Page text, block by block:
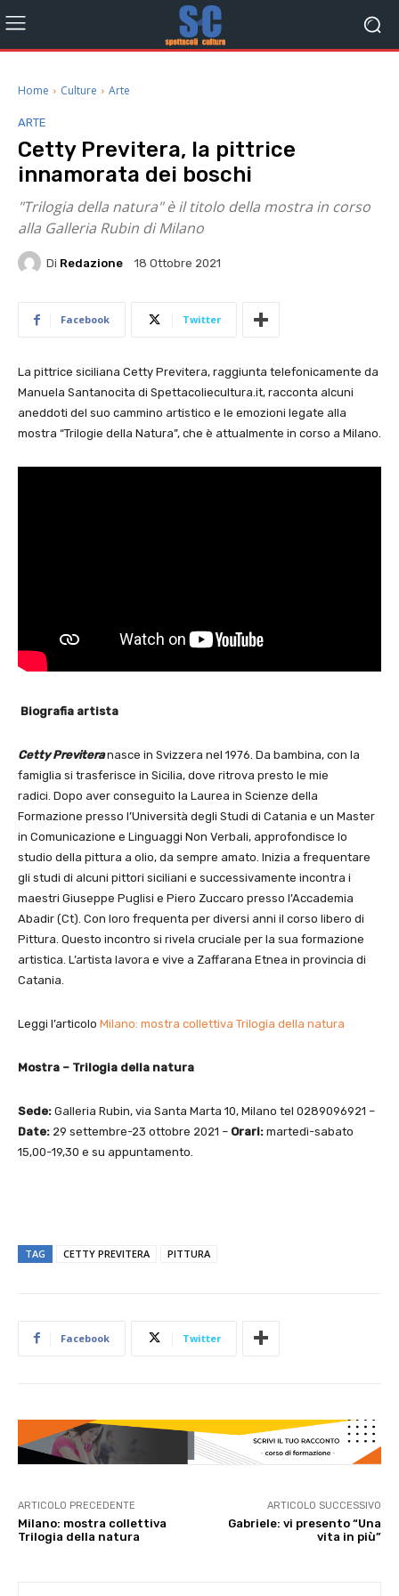
Home Culture Arte
ARTE
Cetty Previtera, la pittrice
innamorata dei boschi
"Trilogia della natura" è il titolo della mostra in corso
alla Galleria Rubin di Milano
Di Redazione 18 Ottobre 2021
Facebook Twitter
La pittrice siciliana Cetty Previtera, raggiunta telefonicamente da
Manuela Santanocita di Spettacoliecultura.it, racconta alcuni
aneddoti del suo cammino artistico e le emozioni legate alla
mostra “Trilogie della Natura”, che è attualmente in corso a Milano.
Biografia artista
Cetty Previteranasce in Svizzera nel 1976. Da bambina, con la
famiglia si trasferisce in Sicilia, dove ritrova presto le mie
radici. Dopo aver conseguito la Laurea in Scienze della
Formazione presso l’Università degli Studi di Catania e un Master
in Comunicazione e Linguaggi Non Verbali, approfondisce lo
studio della pittura a olio, da sempre amato. Inizia a frequentare
gli studi di alcuni pittori siciliani e successivamente incontra i
maestri Giuseppe Puglisi e Piero Zuccaro presso l’Accademia
Abadir (Ct). Con loro frequenta per diversi anni il corso libero di
Pittura. Questo incontro si rivela cruciale per la sua formazione
artistica. L’artista lavora e vive a Zaffarana Etnea in provincia di
Catania.
Leggi l’articolo Milano: mostra collettiva Trilogia della natura
Mostra – Trilogia della natura
Sede: Galleria Rubin, via Santa Marta 10, Milano tel 0289096921 –
Date: 29 settembre-23 ottobre 2021 – Orari: martedì-sabato
15,00-19,30 e su appuntamento.
TAG CETTY PREVITERA PITTURA
Facebook Twitter
ARTICOLO PRECEDENTE
Milano: mostra collettiva
Trilogia della natura
ARTICOLO SUCCESSIVO
Gabriele: vi presento “Una
vita in più”